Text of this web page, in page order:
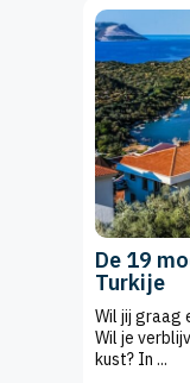
De 19
Turkije
Wil jij graag
Wil je
kust? In ...